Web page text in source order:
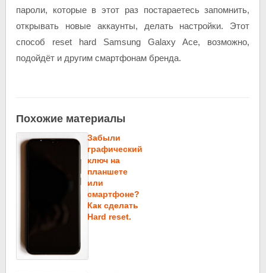
пароли, которые в этот раз постараетесь запомнить,
открывать новые аккаунты, делать настройки. Этот
способ reset hard Samsung Galaxy Ace, возможно,
подойдёт и другим смартфонам бренда.
Похожие материалы
Забыли
графический
ключ на
планшете
или
смартфоне?
Как сделать
Hard reset.